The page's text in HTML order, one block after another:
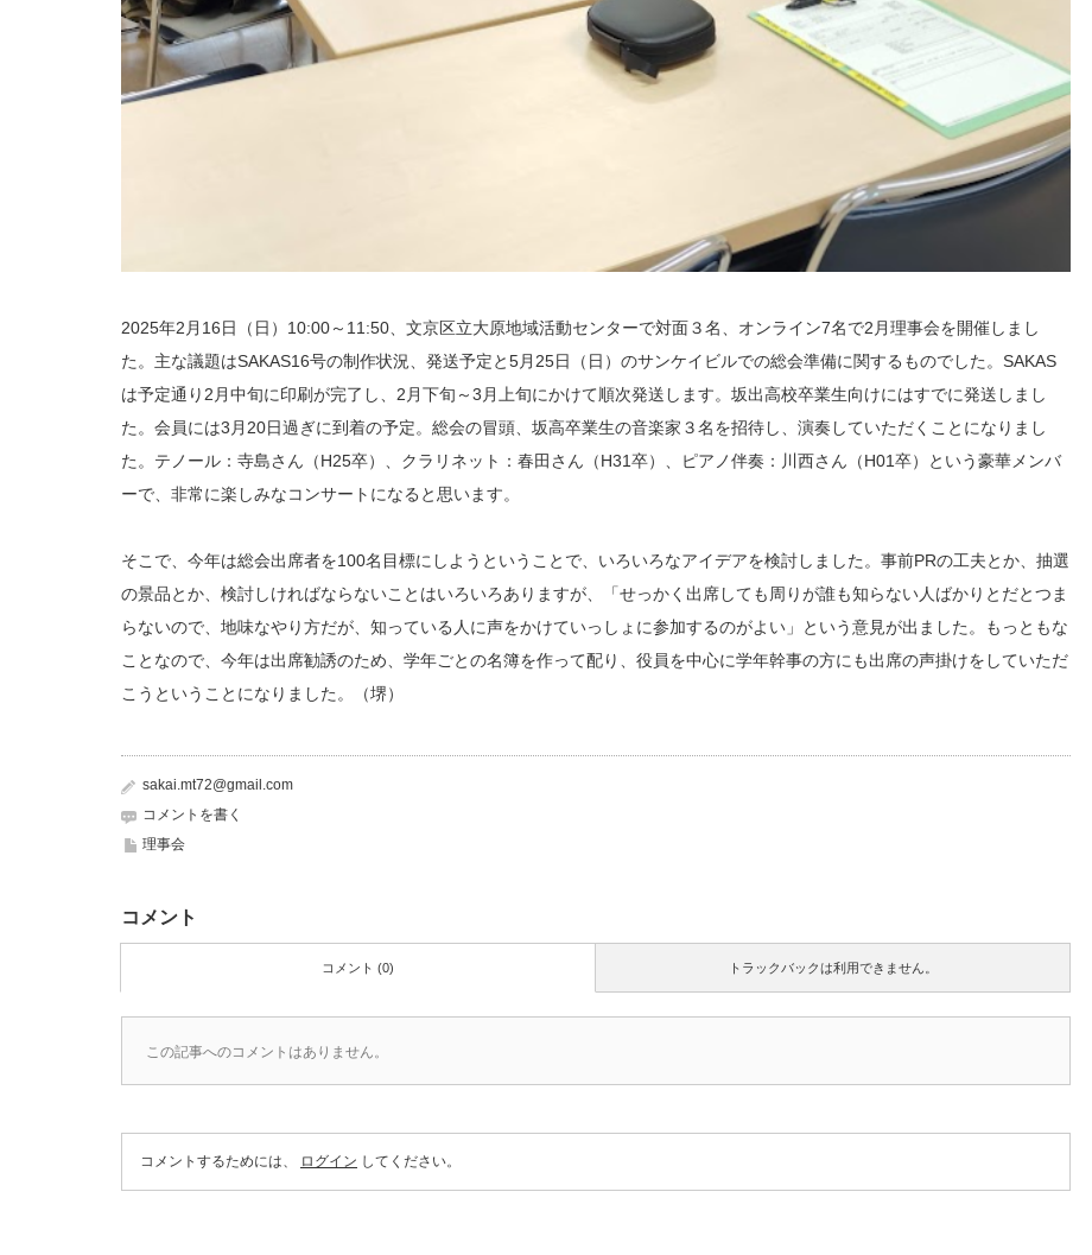
2025年2月16日（日）10:00～11:50、文京区立大原地域活動センターで対面３名、オンライン7名で2月理事会を開催しまし
た。主な議題はSAKAS16号の制作状況、発送予定と5月25日（日）のサンケイビルでの総会準備に関するものでした。SAKAS
は予定通り2月中旬に印刷が完了し、2月下旬～3月上旬にかけて順次発送します。坂出高校卒業生向けにはすでに発送しまし
た。会員には3月20日過ぎに到着の予定。総会の冒頭、坂高卒業生の音楽家３名を招待し、演奏していただくことになりまし
た。テノール：寺島さん（H25卒）、クラリネット：春田さん（H31卒）、ピアノ伴奏：川西さん（H01卒）という豪華メンバ
ーで、非常に楽しみなコンサートになると思います。
そこで、今年は総会出席者を100名目標にしようということで、いろいろなアイデアを検討しました。事前PRの工夫とか、抽選
の景品とか、検討しければならないことはいろいろありますが、「せっかく出席しても周りが誰も知らない人ばかりとだとつま
らないので、地味なやり方だが、知っている人に声をかけていっしょに参加するのがよい」という意見が出ました。もっともな
ことなので、今年は出席勧誘のため、学年ごとの名簿を作って配り、役員を中心に学年幹事の方にも出席の声掛けをしていただ
こうということになりました。（堺）
sakai.mt72@gmail.com
コメントを書く
理事会
コメント
トラックバックは利用できません。
コメント (0)
この記事へのコメントはありません。
コメントするためには、 ログイン してください。